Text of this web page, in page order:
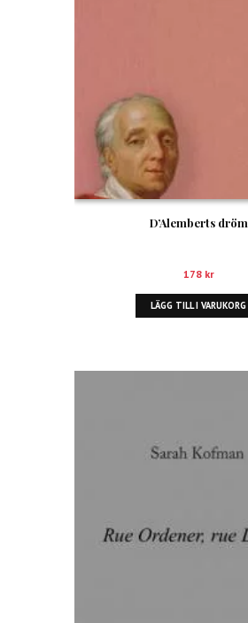
D’Alemberts dröm
178 kr
LÄGG TILL I VARUKORG